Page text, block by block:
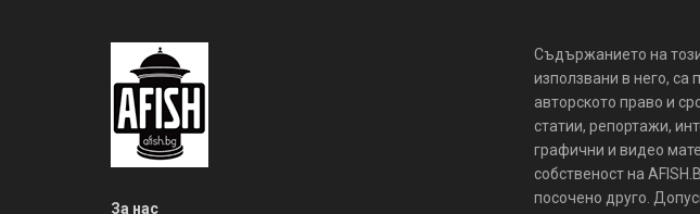
За нас
Съдържанието на този
използвани в него, са
авторското право и
статии, репортажи,
графични и видео
собственост на
посочено друго.